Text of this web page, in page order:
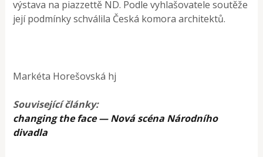
výstava na piazzettě ND. Podle vyhlašovatele soutěže
její podmínky schválila Česká komora architektů.
Markéta Horešovská hj
Související články:
changing the face — Nová scéna Národního
divadla